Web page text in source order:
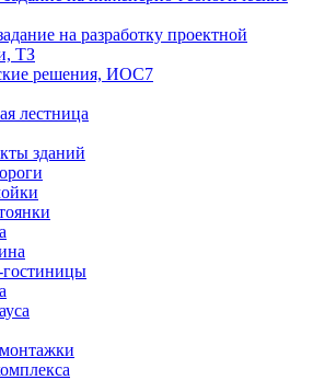
на разработку проектной
ТЗ
решения, ИОC7
лестница
зданий